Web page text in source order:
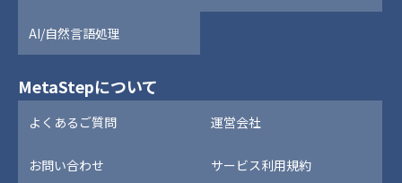
AI/自然言語処理
MetaStepについて
よくあるご質問 運営会社
お問い合わせ サービス利用規約